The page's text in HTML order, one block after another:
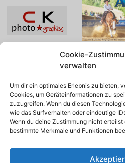
Cookie-
verwalten
Um dir ein optimales Erlebnis zu bieten,
Cookies, um Geräteinformationen zu
zuzugreifen. Wenn du diesen
wie das Surfverhalten oder eindeutige
Wenn du deine Zustimmung nicht
bestimmte Merkmale und Funktionen